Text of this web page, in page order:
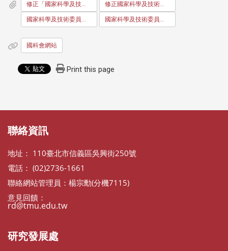
修正「國家科學及技術委員會補助專題研究計畫作業要點」第十一點、第十三點，並自即日生效，請查照。 修正國家科學及技術委員會補助專題研究計畫作業要點第十一點、第十三點
國家科學及技術委員會補助專題研究計畫作業要點第十一點、第十三點修正對照表 國家科學及技術委員會補助專題研究計畫作業要點
國科會網站
Print this page
聯絡資訊
地址： 110臺北市信義區吳興街250號
電話： (02)2736-1661
聯絡網站管理員：楊宗勳(分機7115)
意見回饋：
rd@tmu.edu.tw
研究發展處